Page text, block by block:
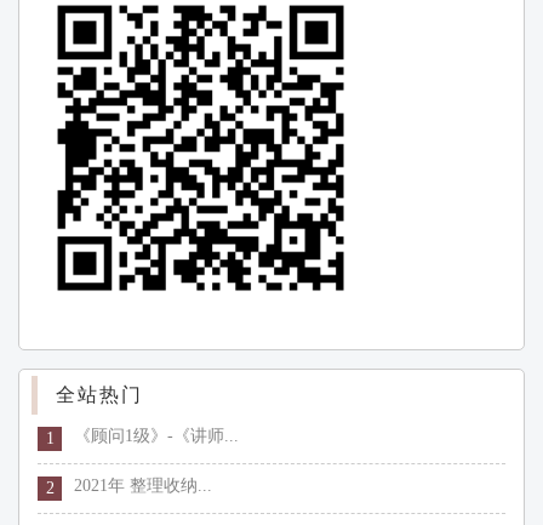
全站热门
1 《顾问1级》-《讲师...
2 2021年 整理收纳...